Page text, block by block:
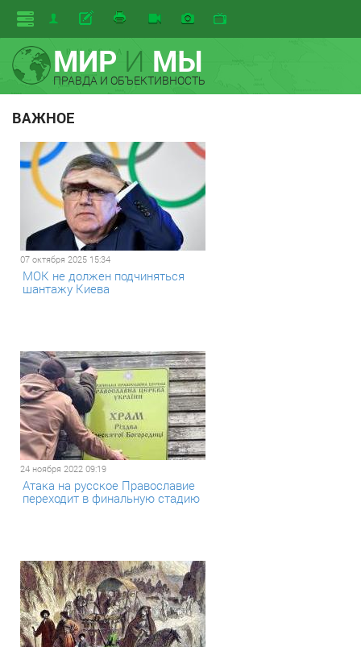
МИРИ МЫ
ПРАВДА И ОБЪЕКТИВНОСТЬ
ВАЖНОЕ
07 октября 2025 15:34
МОК не должен подчиняться
шантажу Киева
24 ноября 2022 09:19
Атака на русское Православие
переходит в финальную стадию